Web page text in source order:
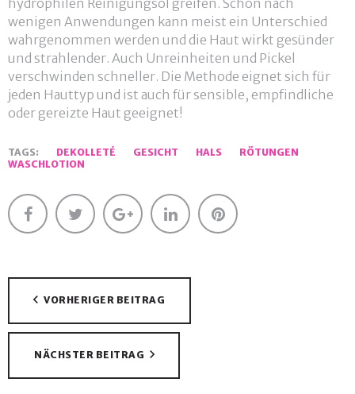
FacebookTwitterGoogle+LinkedInPinterest
hydrophilen Reinigungsöl greifen. Schon nach
wenigen Anwendungen kann meist ein Unterschied
wahrgenommen werden und die Haut wirkt gesünder
und strahlender. Auch Unreinheiten und Pickel
verschwinden schneller. Die Methode eignet sich für
jeden Hauttyp und ist auch für sensible, empfindliche
oder gereizte Haut geeignet!
TAGS: DEKOLLETÉ GESICHT HALS
RÖTUNGEN
WASCHLOTION
Beitragsnavigation
VORHERIGER BEITRAG
NÄCHSTER BEITRAG